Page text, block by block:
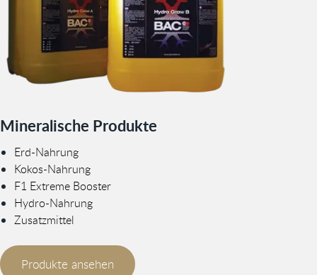
Mineralische Produkte
Erd-Nahrung
Kokos-Nahrung
F1 Extreme Booster
Hydro-Nahrung
Zusatzmittel
Produkte ansehen